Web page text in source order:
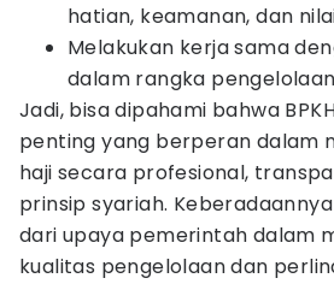
hatian, keamanan, dan
Melakukan kerja sama
dalam rangka
Jadi, bisa dipahami bahwa
penting yang berperan dalam
haji secara profesional,
prinsip syariah.
dari upaya pemerintah dalam
kualitas pengelolaan dan